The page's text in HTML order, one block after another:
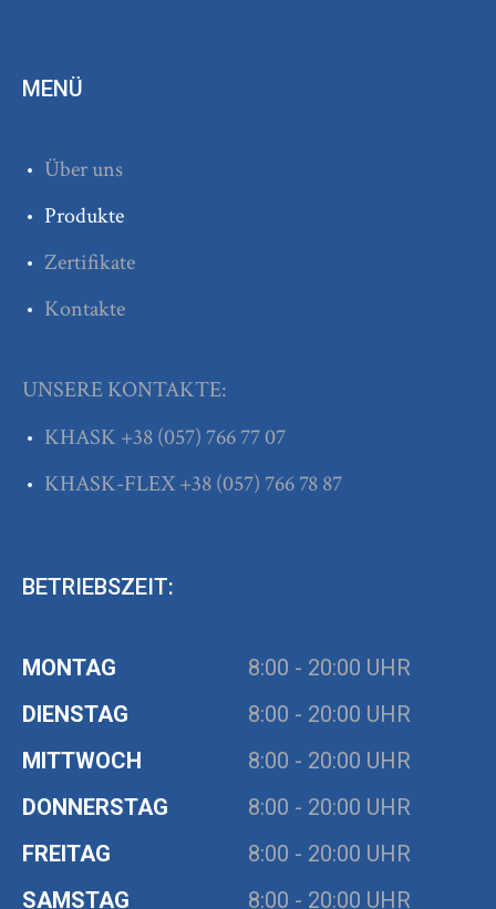
MENÜ
Über uns
Produkte
Zertifikate
Kontakte
UNSERE KONTAKTE:
KHASK+38(057) 766 77 07
KHASK-FLEX+38(057) 766 78 87
BETRIEBSZEIT:
MONTAG
8:00 - 20:00 UHR
DIENSTAG
8:00 - 20:00 UHR
MITTWOCH
8:00 - 20:00 UHR
DONNERSTAG
8:00 - 20:00 UHR
FREITAG
8:00 - 20:00 UHR
SAMSTAG
8:00 - 20:00 UHR